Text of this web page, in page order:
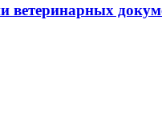
ветеринарных